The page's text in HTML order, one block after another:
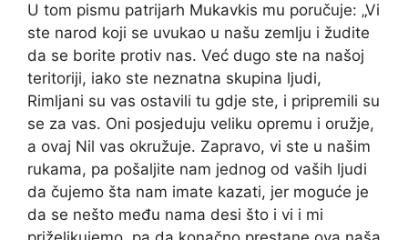
U tom pismu patrijarh Mukavkis mu poručuje: „Vi
ste narod koji se uvukao u našu zemlju i žudite
da se borite protiv nas. Već dugo ste na našoj
teritoriji, iako ste neznatna skupina ljudi,
Rimljani su vas ostavili tu gdje ste, i pripremili su
se za vas. Oni posjeduju veliku opremu i oružje,
a ovaj Nil vas okružuje. Zapravo, vi ste u našim
rukama, pa pošaljite nam jednog od vaših ljudi
da čujemo šta nam imate kazati, jer moguće je
da se nešto među nama desi što i vi i mi